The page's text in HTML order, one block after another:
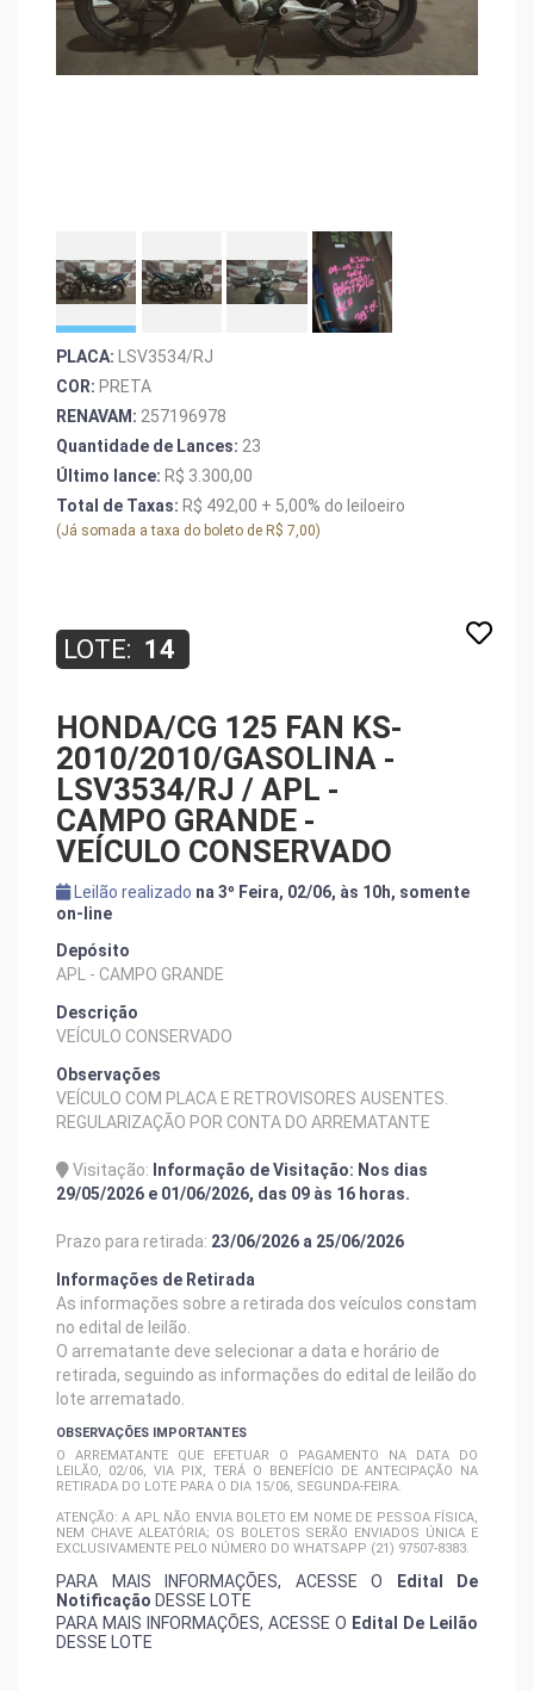
PLACA:
LSV3534/RJ
COR: PRETA
RENAVAM: 257196978
Quantidade de Lances: 23
Último lance: R$ 3.300,00
Total de Taxas: R$ 492,00 + 5,00% do leiloeiro
(Já somada a taxa do boleto de R$ 7,00)
LOTE: 14
HONDA/CG 125 FAN KS-
2010/2010/GASOLINA -
LSV3534/RJ / APL -
CAMPO GRANDE -
VEÍCULO CONSERVADO
Leilão realizado na 3º Feira, 02/06, às 10h, somente
on-line
Depósito
APL - CAMPO GRANDE
Descrição
VEÍCULO CONSERVADO
Observações
VEÍCULO COM PLACA E RETROVISORES AUSENTES.
REGULARIZAÇÃO POR CONTA DO ARREMATANTE
Visitação: Informação de Visitação: Nos dias
29/05/2026 e 01/06/2026, das 09 às 16 horas.
Prazo para retirada: 23/06/2026 a 25/06/2026
Informações de Retirada
As informações sobre a retirada dos veículos constam
no edital de leilão.
O arrematante deve selecionar a data e horário de
retirada, seguindo as informações do edital de leilão do
lote arrematado.
OBSERVAÇÕES IMPORTANTES
O ARREMATANTE QUE EFETUAR O PAGAMENTO NA DATA DO
LEILÃO, 02/06, VIA PIX, TERÁ O BENEFÍCIO DE ANTECIPAÇÃO NA
RETIRADA DO LOTE PARA O DIA 15/06, SEGUNDA-FEIRA.
ATENÇÃO: A APL NÃO ENVIA BOLETO EM NOME DE PESSOA FÍSICA,
NEM CHAVE ALEATÓRIA; OS BOLETOS SERÃO ENVIADOS ÚNICA E
EXCLUSIVAMENTE PELO NÚMERO DO WHATSAPP (21) 97507-8383.
PARA MAIS INFORMAÇÕES, ACESSE O
Edital De
Notificação DESSE LOTE
PARA MAIS INFORMAÇÕES, ACESSE O Edital De Leilão
DESSE LOTE